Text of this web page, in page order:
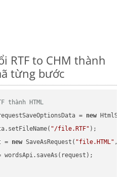
RTF to CHM thành
từng bước
thành HTML
= new
"/file.RTF" );
= new SaveAsRequest( "file.HTML"
wordsApi.saveAs(request);